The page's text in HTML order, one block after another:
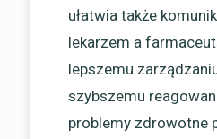
ułatwia także
lekarzem a
lepszemu
szybszemu
problemy zdrowotne